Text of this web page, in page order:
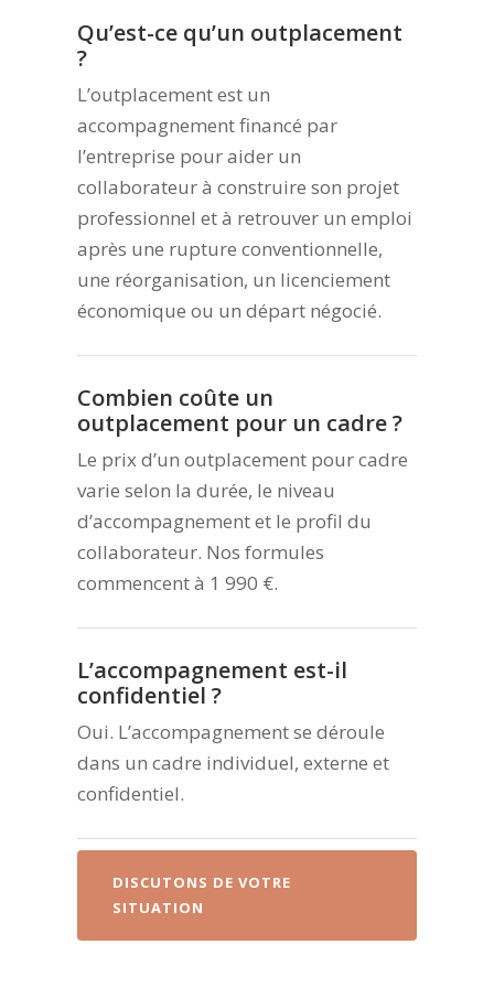
Qu’est-ce qu’un outplacement
?
L’outplacement est un
accompagnement financé par
l’entreprise pour aider un
collaborateur à construire son projet
professionnel et à retrouver un emploi
après une rupture conventionnelle,
une réorganisation, un licenciement
économique ou un départ négocié.
Combien coûte un
outplacement pour un cadre ?
Le prix d’un outplacement pour cadre
varie selon la durée, le niveau
d’accompagnement et le profil du
collaborateur. Nos formules
commencent à 1 990 €.
L’accompagnement est-il
confidentiel ?
Oui. L’accompagnement se déroule
dans un cadre individuel, externe et
confidentiel.
DISCUTONS DE VOTRE
SITUATION